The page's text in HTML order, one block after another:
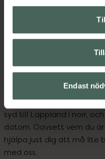
Endast
Kronans Apotek finns här
syd till Lappland i norr,
datorn. Oavsett vem du
hjälpa just dig att må lite
med oss.